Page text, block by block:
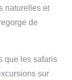
naturelles et
de
que les safaris
sur